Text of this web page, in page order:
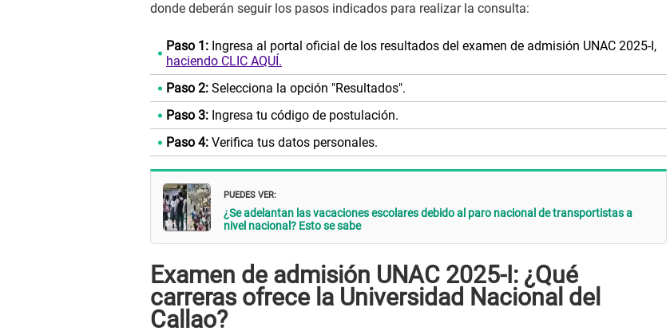
donde deberán seguir los pasos indicados para realizar la consulta:
Paso 1: Ingresa al portal oficial de los resultados del examen de admisión UNAC 2025-I,
haciendo CLIC AQUÍ.
Paso 2: Selecciona la opción "Resultados".
Paso 3: Ingresa tu código de postulación.
Paso 4: Verifica tus datos personales.
PUEDES VER:
¿Se adelantan las vacaciones escolares debido al paro nacional de transportistas a
nivel nacional? Esto se sabe
Examen de admisión UNAC 2025-I: ¿Qué
carreras ofrece la Universidad Nacional del
Callao?